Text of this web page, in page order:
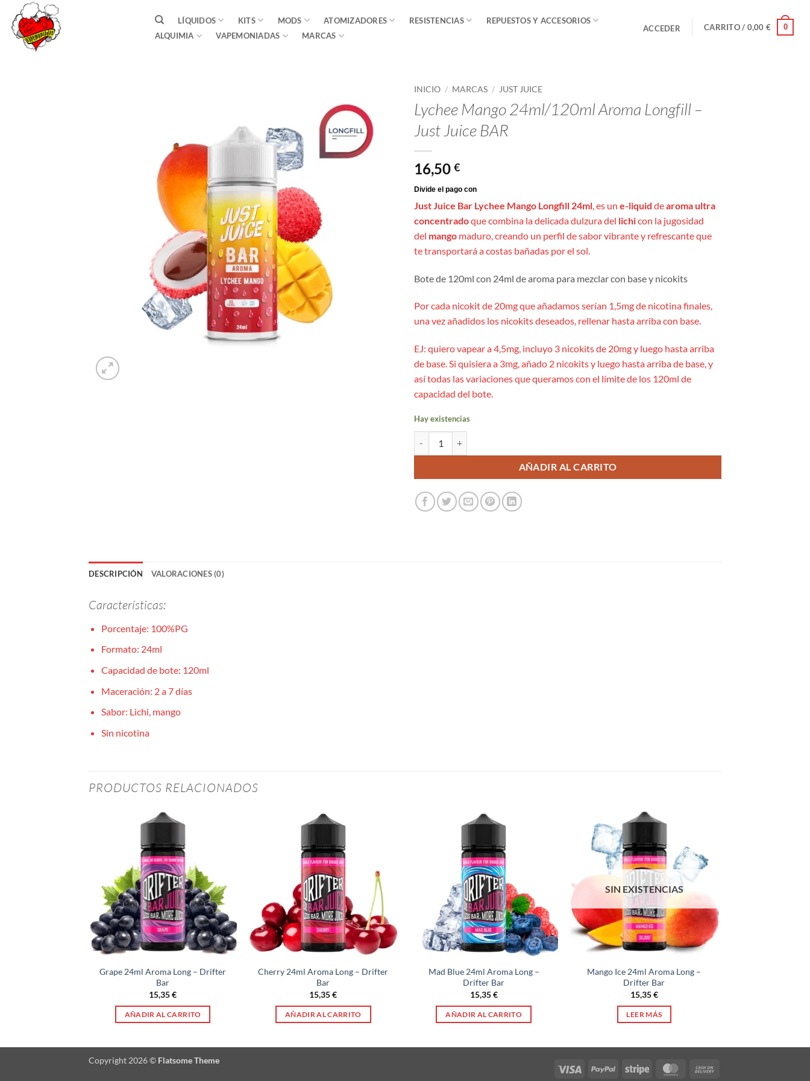
Saltar
contenido
LÍQUIDOS KITS MODS ATOMIZADORES RESISTENCIAS
REPUESTOS Y ACCESORIOS
ALQUIMIA
VAPEMONIADAS MARCAS
ACCEDER CARRITO / 0,00 € 0
INICIO / MARCAS / JUST JUICE
Lychee Mango 24ml/120ml Aroma Longfill –
Just Juice BAR
16,50 €
Just Juice Bar Lychee Mango Longfill 24ml , es un e-liquid dearoma ultra
concentradoque combina la delicada dulzura del lichicon la jugosidad
del mango maduro, creando un perfil de sabor vibrante y refrescante que
te transportará a costas bañadas por el sol.
Bote de 120ml con 24ml de aroma para mezclar con base y nicokits
Por cada nicokit de 20mg que añadamos serían 1,5mg de nicotina finales,
una vez añadidos los nicokits deseados, rellenar hasta arriba con base.
EJ: quiero vapear a 4,5mg, incluyo 3 nicokits de 20mg y luego hasta arriba
de base. Si quisiera a 3mg, añado 2 nicokits y luego hasta arriba de base, y
así todas las variaciones que queramos con el límite de los 120ml de
capacidad del bote.
Hay existencias
AÑADIR AL CARRITO
DESCRIPCIÓN VALORACIONES (0)
Características:
Porcentaje: 100%PG
Formato: 24ml
Capacidad de bote: 120ml
Maceración: 2 a 7 días
Sabor: Lichi, mango
Sin nicotina
PRODUCTOS RELACIONADOS
Grape 24ml Aroma Long – Drifter
Bar
15,35€
AÑADIR AL CARRITO
Cherry 24ml Aroma Long – Drifter
Bar
15,35€
AÑADIR AL CARRITO
Mad Blue 24ml Aroma Long –
Drifter Bar
15,35€
AÑADIR AL CARRITO
SIN EXISTENCIAS
Mango Ice 24ml Aroma Long –
Drifter Bar
15,35€
LEER MÁS
Visa PayPal Stripe MasterCard
Copyright 2026 © Flatsome Theme